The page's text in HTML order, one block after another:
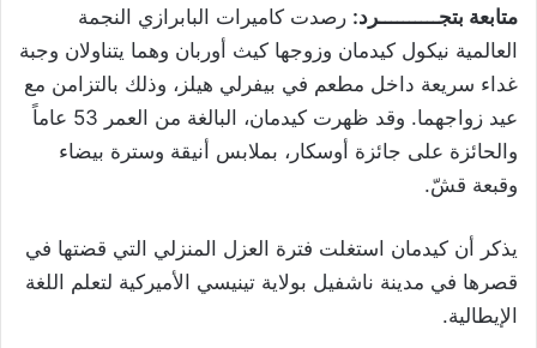
متابعة بتجــــــــــرد: رصدت كاميرات البابرازي النجمة
العالمية ​نيكول كيدمان​ وزوجها ​كيث أوربان​ وهما يتناولان وجبة
غداء سريعة داخل مطعم في بيفرلي هيلز، وذلك بالتزامن مع
عيد زواجهما. وقد ظهرت كيدمان، البالغة من العمر 53 عاماً
والحائزة على جائزة أوسكار، بملابس أنيقة وسترة بيضاء
وقبعة قشّ.
يذكر أن كيدمان استغلت فترة العزل المنزلي التي قضتها في
قصرها في مدينة ناشفيل بولاية تينيسي الأميركية لتعلم اللغة
الإيطالية.